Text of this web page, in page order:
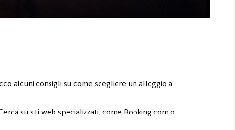
alcuni consigli su come scegliere un alloggio a
su siti web specializzati, come Booking.com o